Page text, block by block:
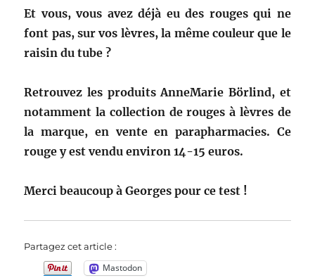
Et vous, vous avez déjà eu des rouges qui ne
font pas, sur vos lèvres, la même couleur que le
raisin du tube ?
Retrouvez les produits AnneMarie Börlind, et
notamment la collection de rouges à lèvres de
la marque, en vente en parapharmacies. Ce
rouge y est vendu environ 14-15 euros.
Merci beaucoup à Georges pour ce test !
Partagez cet article :
Mastodon